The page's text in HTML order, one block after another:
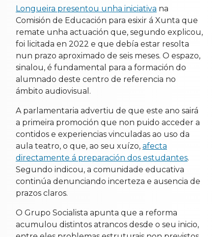
Longueira presentou unha iniciativa na
Comisión de Educación para esixir á Xunta que
remate unha actuación que, segundo explicou,
foi licitada en 2022 e que debía estar resolta
nun prazo aproximado de seis meses. O espazo,
sinalou, é fundamental para a formación do
alumnado deste centro de referencia no
ámbito audiovisual.
A parlamentaria advertiu de que este ano sairá
a primeira promoción que non puido acceder a
contidos e experiencias vinculadas ao uso da
aula teatro, o que, ao seu xuízo, afecta
directamente á preparación dos estudantes.
Segundo indicou, a comunidade educativa
continúa denunciando incerteza e ausencia de
prazos claros.
O Grupo Socialista apunta que a reforma
acumulou distintos atrancos desde o seu inicio,